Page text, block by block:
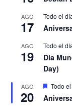
AGO
17
Todo el
AGO
19
Todo el
Día
Day)
AGO
20
D
e
s
Todo